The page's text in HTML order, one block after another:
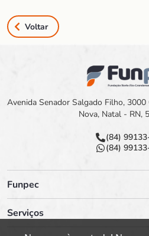
Voltar
Avenida Senador Salgado Filho,
Nova, Natal - RN,
(84)
(84)
Funpec
Serviços